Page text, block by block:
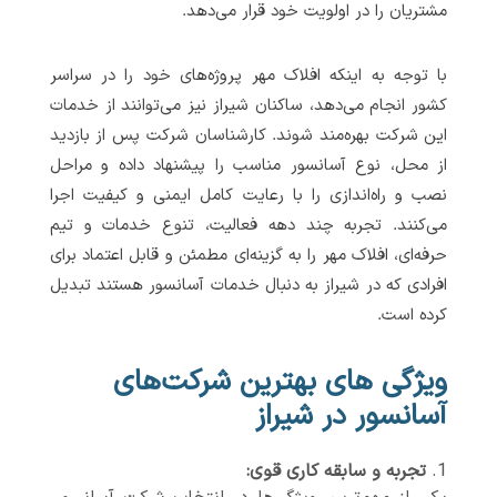
مشتریان را در اولویت خود قرار می‌دهد.
با توجه به اینکه افلاک مهر پروژه‌های خود را در سراسر
کشور انجام می‌دهد، ساکنان شیراز نیز می‌توانند از خدمات
این شرکت بهره‌مند شوند. کارشناسان شرکت پس از بازدید
از محل، نوع آسانسور مناسب را پیشنهاد داده و مراحل
نصب و راه‌اندازی را با رعایت کامل ایمنی و کیفیت اجرا
می‌کنند. تجربه چند دهه فعالیت، تنوع خدمات و تیم
حرفه‌ای، افلاک مهر را به گزینه‌ای مطمئن و قابل اعتماد برای
افرادی که در شیراز به دنبال خدمات آسانسور هستند تبدیل
کرده است.
ویژگی های بهترین شرکت‌های
آسانسور در شیراز
تجربه و سابقه کاری قوی: